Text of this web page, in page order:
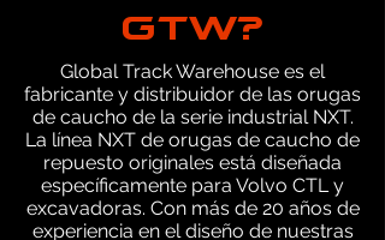
GTW?
Global Track Warehouse es el
fabricante y distribuidor de las orugas
de caucho de la serie industrial NXT.
La línea NXT de orugas de caucho de
repuesto originales está diseñada
específicamente para Volvo CTL y
excavadoras. Con más de 20 años de
experiencia en el diseño de nuestras